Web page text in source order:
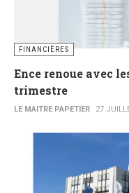
FINANCIÈRES
Ence renoue avec
trimestre
LE MAITRE PAPETIER 27